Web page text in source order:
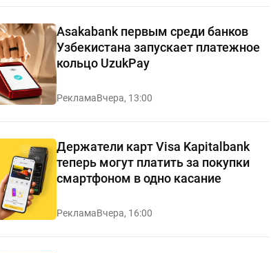
Asakabank первым среди банков
Узбекистана запускает платежное
кольцо UzukPay
РекламаВчера, 13:00
Держатели карт Visa Kapitalbank
теперь могут платить за покупки
смартфоном в одно касание
РекламаВчера, 16:00